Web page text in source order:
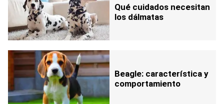
Qué cuidados necesitan
los dálmatas
Beagle: característica y
comportamiento